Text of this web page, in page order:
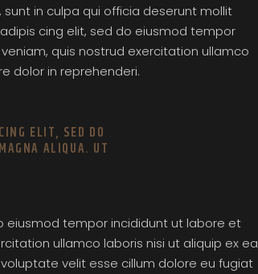
in culpa qui officia deserunt mollit
cing elit, sed do eiusmod tempor
quis nostrud exercitation ullamco
dolor in reprehenderi.
ELIT, SED DO
ALIQUA. UT
eiusmod tempor incididunt ut labore et
ullamco laboris nisi ut aliquip ex ea
velit esse cillum dolore eu fugiat